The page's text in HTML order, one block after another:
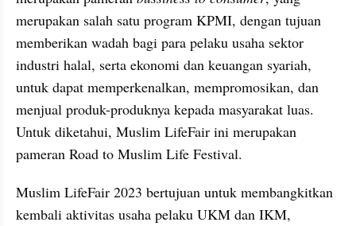
merupakan salah satu program KPMI, dengan tujuan
memberikan wadah bagi para pelaku usaha sektor
industri halal, serta ekonomi dan keuangan syariah,
untuk dapat memperkenalkan, mempromosikan, dan
menjual produk-produknya kepada masyarakat luas.
Untuk diketahui, Muslim LifeFair ini merupakan
pameran Road to Muslim Life Festival.
Muslim LifeFair 2023 bertujuan untuk membangkitkan
kembali aktivitas usaha pelaku UKM dan IKM,